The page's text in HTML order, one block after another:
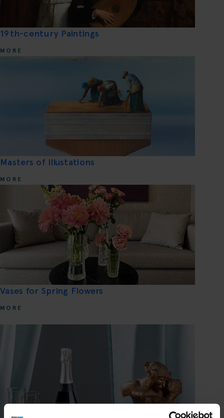
19th-century Paintings
MORE
Masters of Illustations
MORE
Vases for Spring Flowers
MORE